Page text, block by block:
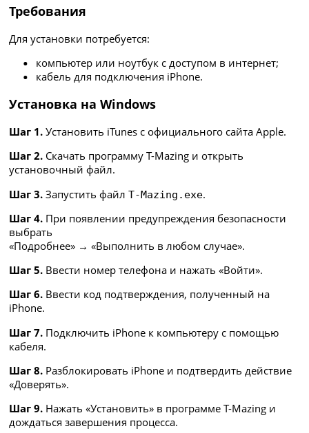
Требования
Для установки потребуется:
компьютер или ноутбук с доступом в интернет;
кабель для подключения iPhone.
Установка на Windows
Шаг 1. Установить iTunes с официального сайта Apple.
Шаг 2. Скачать программу T-Mazing и открыть
установочный файл.
Шаг 3. Запустить файлT-Mazing.exe.
Шаг 4. При появлении предупреждения безопасности
выбрать
«Подробнее» → «Выполнить в любом случае».
Шаг 5. Ввести номер телефона и нажать «Войти».
Шаг 6. Ввести код подтверждения, полученный на
iPhone.
Шаг 7. Подключить iPhone к компьютеру с помощью
кабеля.
Шаг 8. Разблокировать iPhone и подтвердить действие
«Доверять».
Шаг 9. Нажать «Установить» в программе T-Mazing и
дождаться завершения процесса.